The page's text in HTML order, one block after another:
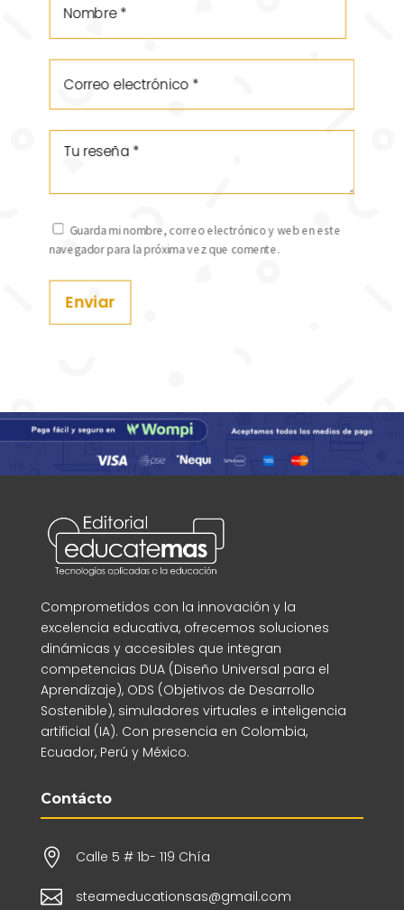
Guarda mi nombre, correo electrónico y web en este
navegador para la próxima vez que comente.
Enviar
Comprometidos con la innovación y la
excelencia educativa, ofrecemos soluciones
dinámicas y accesibles que integran
competencias DUA (Diseño Universal para el
Aprendizaje), ODS (Objetivos de Desarrollo
Sostenible), simuladores virtuales e inteligencia
artificial (IA). Con presencia en Colombia,
Ecuador, Perú y México.
Contácto
 Calle 5 # 1b- 119 Chía
 steameducationsas@gmail.com